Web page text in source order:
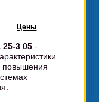
Цены
25-3 05 -
повышения